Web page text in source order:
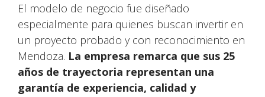
El modelo de negocio fue diseñado
especialmente para quienes buscan invertir en
un proyecto probado y con reconocimiento en
Mendoza. La empresa remarca que sus 25
años de trayectoria representan una
garantía de experiencia, calidad y